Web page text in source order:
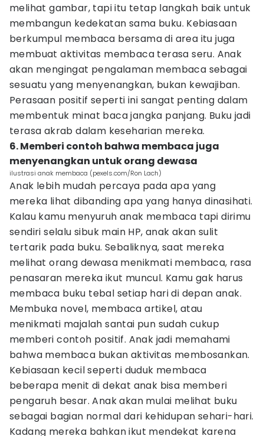
melihat gambar, tapi itu tetap langkah baik untuk
membangun kedekatan sama buku. Kebiasaan
berkumpul membaca bersama di area itu juga
membuat aktivitas membaca terasa seru. Anak
akan mengingat pengalaman membaca sebagai
sesuatu yang menyenangkan, bukan kewajiban.
Perasaan positif seperti ini sangat penting dalam
membentuk minat baca jangka panjang. Buku jadi
terasa akrab dalam keseharian mereka.
6. Memberi contoh bahwa membaca juga
menyenangkan untuk orang dewasa
ilustrasi anak membaca (pexels.com/Ron Lach)
Anak lebih mudah percaya pada apa yang
mereka lihat dibanding apa yang hanya dinasihati.
Kalau kamu menyuruh anak membaca tapi dirimu
sendiri selalu sibuk main HP, anak akan sulit
tertarik pada buku. Sebaliknya, saat mereka
melihat orang dewasa menikmati membaca, rasa
penasaran mereka ikut muncul. Kamu gak harus
membaca buku tebal setiap hari di depan anak.
Membuka novel, membaca artikel, atau
menikmati majalah santai pun sudah cukup
memberi contoh positif. Anak jadi memahami
bahwa membaca bukan aktivitas membosankan.
Kebiasaan kecil seperti duduk membaca
beberapa menit di dekat anak bisa memberi
pengaruh besar. Anak akan mulai melihat buku
sebagai bagian normal dari kehidupan sehari-hari.
Kadang mereka bahkan ikut mendekat karena